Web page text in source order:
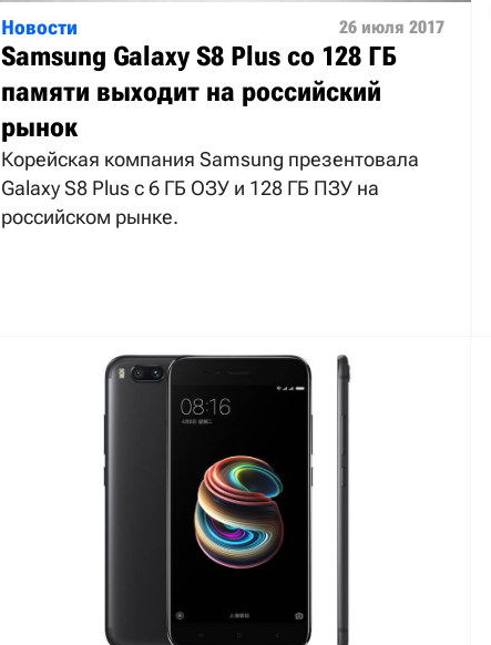
Новости 26 июля 2017
Samsung Galaxy S8 Plus со 128 ГБ
памяти выходит на российский
рынок
Корейская компания Samsung презентовала
Galaxy S8 Plus с 6 ГБ ОЗУ и 128 ГБ ПЗУ на
российском рынке.